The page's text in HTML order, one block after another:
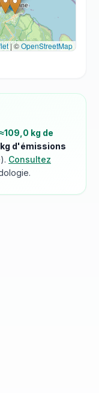
|©OpenStreetMap
≈109,0 kg de
kg d'émissions
Consultez